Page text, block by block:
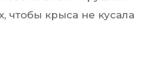
чтобы крыса не кусала